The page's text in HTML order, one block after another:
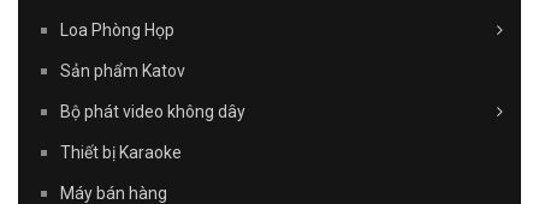
Loa Phòng Họp
Sản phẩm Katov
Bộ phát video không dây
Thiết bị Karaoke
Máy bán hàng